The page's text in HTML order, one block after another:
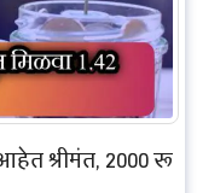
श्रीमंत, 2000 रू